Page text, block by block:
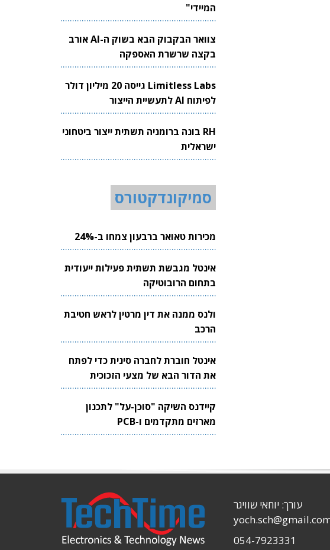
המיידי"
צוואר הבקבוק הבא בשוק ה-AI אורב
בקצה שרשרת האספקה
Limitless Labs גייסה 20 מיליון דולר
לפיתוח AI לתעשיית הייצור
RH בונה ברומניה תשתית ייצור ביטחוני
ישראלית
סמיקונדקטורס
מכירות טאואר ברבעון צמחו ב-24%
אינטל מגבשת תשתית פעילות ייעודית
בתחום הרובוטיקה
ולנס ממנה את דין מרטין לראש חטיבת
הרכב
אינטל חוברת לחברה סינית כדי לפתח
את הדור הבא של מצעי הזכוכית
לשבבים
קיידנס השיקה "סוכן-על" לתכנון
מארזים מתקדמים ו-PCB
עורך: יוחאי שוויגר
054-7923331